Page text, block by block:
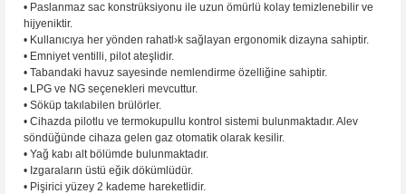
• Paslanmaz sac konstrüksiyonu ile uzun ömürlü kolay temizlenebilir ve
hijyeniktir.
• Kullanıcıya her yönden rahatl›k sağlayan ergonomik dizayna sahiptir.
• Emniyet ventilli, pilot ateşlidir.
• Tabandaki havuz sayesinde nemlendirme özelliğine sahiptir.
• LPG ve NG seçenekleri mevcuttur.
• Söküp takılabilen brülörler.
• Cihazda pilotlu ve termokupullu kontrol sistemi bulunmaktadır. Alev
söndüğünde cihaza gelen gaz otomatik olarak kesilir.
• Yağ kabı alt bölümde bulunmaktadır.
• Izgaraların üstü eğik dökümlüdür.
• Pişirici yüzey 2 kademe hareketlidir.